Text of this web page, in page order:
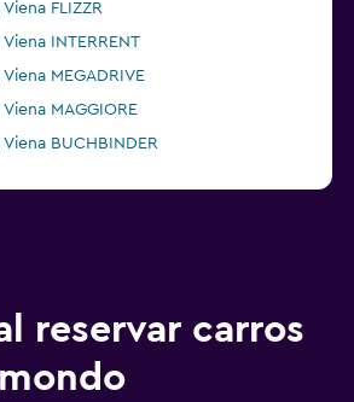
FLIZZR
INTERRENT
MEGADRIVE
MAGGIORE
BUCHBINDER
reservar carros